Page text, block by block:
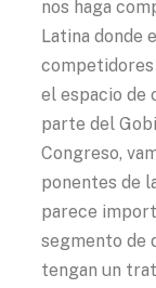
nos haga
Latina donde
competidores
el espacio de
parte del
Congreso,
ponentes de
parece
segmento de
tengan un